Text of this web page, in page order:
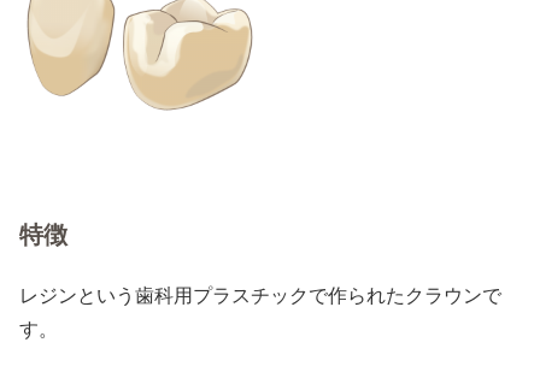
特徴
レジンという歯科用プラスチックで作られたクラウンで
す。